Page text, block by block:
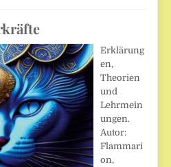
Erklärung
en,
Theorien
und
Lehrmein
ungen.
Autor:
Flammari
on,